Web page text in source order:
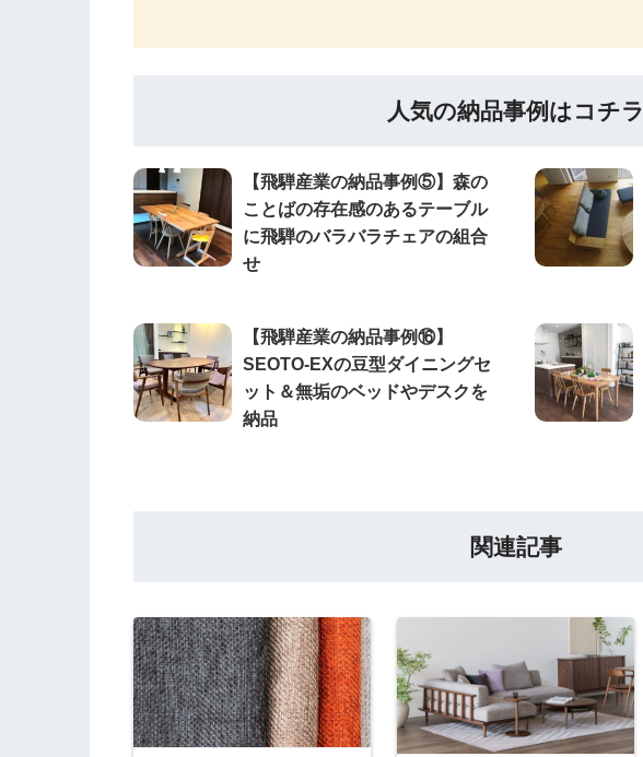
人気の納品事例はコチラ
【飛騨産業の納品事例⑤】森の
ことばの存在感のあるテーブル
に飛騨のバラバラチェアの組合
せ
【飛騨産業の納品事例⑯】
SEOTO-EXの豆型ダイニングセ
ット＆無垢のベッドやデスクを
納品
関連記事